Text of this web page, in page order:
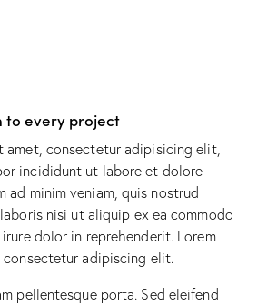
to every project
amet, consectetur adipisicing elit,
incididunt ut labore et dolore
ad minim veniam, quis nostrud
nisi ut aliquip ex ea commodo
dolor in reprehenderit. Lorem
adipiscing elit.
pellentesque porta. Sed eleifend